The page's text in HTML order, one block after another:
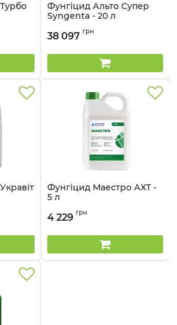
Фунгіцид Альто Супер
Syngenta - 20 л
38 097 грн
Фунгіцид Маестро АХТ -
5 л
4 229 грн